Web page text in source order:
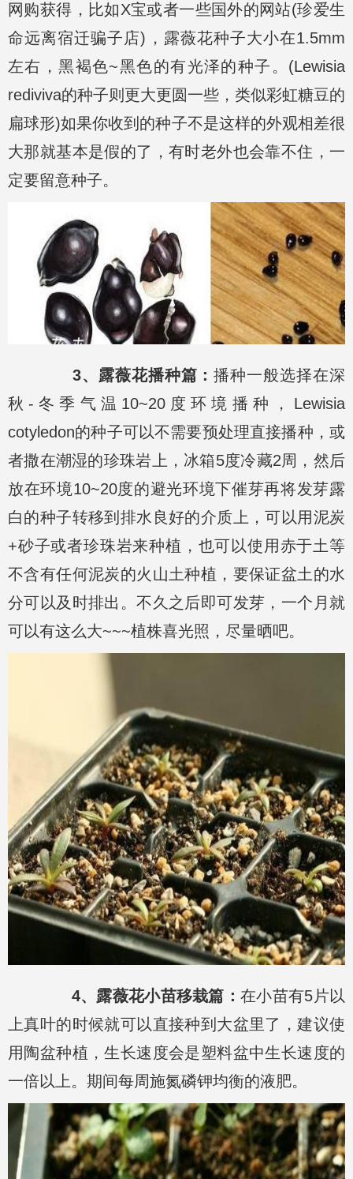
网购获得，比如X宝或者一些国外的网站(珍爱生
命远离宿迁骗子店)，露薇花种子大小在1.5mm
左右，黑褐色~黑色的有光泽的种子。(Lewisia
rediviva的种子则更大更圆一些，类似彩虹糖豆的
扁球形)如果你收到的种子不是这样的外观相差很
大那就基本是假的了，有时老外也会靠不住，一
定要留意种子。
3、露薇花播种篇：播种一般选择在深
秋-冬季气温10~20度环境播种，Lewisia
cotyledon的种子可以不需要预处理直接播种，或
者撒在潮湿的珍珠岩上，冰箱5度冷藏2周，然后
放在环境10~20度的避光环境下催芽再将发芽露
白的种子转移到排水良好的介质上，可以用泥炭
+砂子或者珍珠岩来种植，也可以使用赤于土等
不含有任何泥炭的火山土种植，要保证盆土的水
分可以及时排出。不久之后即可发芽，一个月就
可以有这么大~~~植株喜光照，尽量晒吧。
4、露薇花小苗移栽篇：在小苗有5片以
上真叶的时候就可以直接种到大盆里了，建议使
用陶盆种植，生长速度会是塑料盆中生长速度的
一倍以上。期间每周施氮磷钾均衡的液肥。